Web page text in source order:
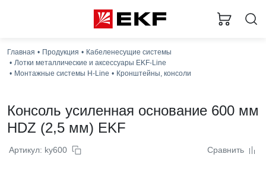
Главная Продукция
Кабеленесущие системы
Лотки металлические и аксессуары EKF-Line
Монтажные системы H-Line
Кронштейны, консоли
Консоль усиленная основание 600 мм
HDZ (2,5 мм) EKF
Артикул: ky600 Сравнить